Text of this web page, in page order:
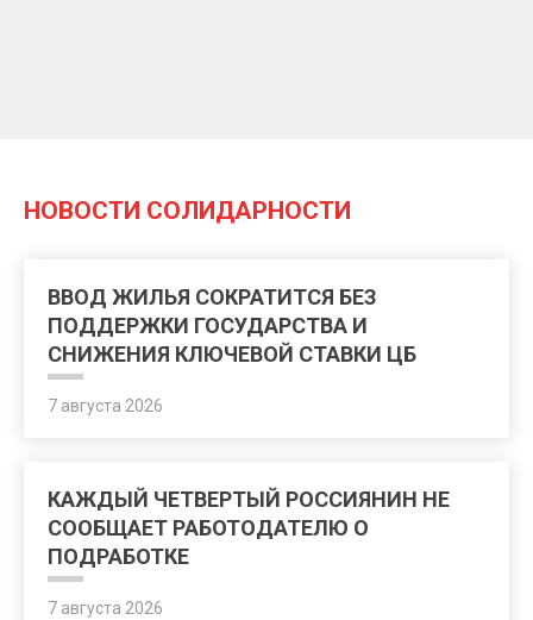
НОВОСТИ СОЛИДАРНОСТИ
ВВОД ЖИЛЬЯ СОКРАТИТСЯ БЕЗ
ПОДДЕРЖКИ ГОСУДАРСТВА И
СНИЖЕНИЯ КЛЮЧЕВОЙ СТАВКИ ЦБ
7 августа 2026
КАЖДЫЙ ЧЕТВЕРТЫЙ РОССИЯНИН НЕ
СООБЩАЕТ РАБОТОДАТЕЛЮ О
ПОДРАБОТКЕ
7 августа 2026